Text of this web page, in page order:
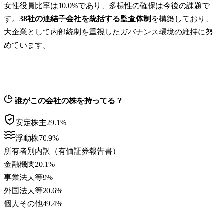
女性役員比率は10.0%であり、多様性の確保は今後の課題で
す。 38社の連結子会社を統括する監査体制 を構築しており、
大企業として内部統制を重視したガバナンス環境の維持に努
めています。
誰がこの会社の株を持ってる？
安定株主29.1%
浮動株70.9%
所有者別内訳（有価証券報告書）
金融機関20.1%
事業法人等9%
外国法人等20.6%
個人その他49.4%